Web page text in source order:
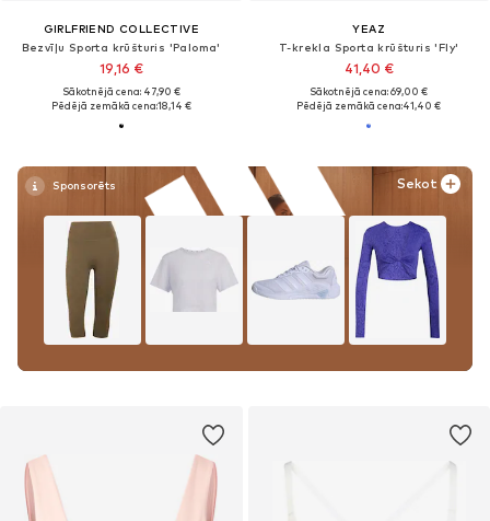
GIRLFRIEND COLLECTIVE
Bezvīļu Sporta krūšturis 'Paloma'
19,16 €
Sākotnējā cena: 47,90 €
Pēdējā zemākā cena:18,14 €
Sekot
YEAZ
T-krekla Sporta krūšturis 'Fly'
41,40 €
Sākotnējā cena: 69,00 €
Pēdējā zemākā cena:41,40 €